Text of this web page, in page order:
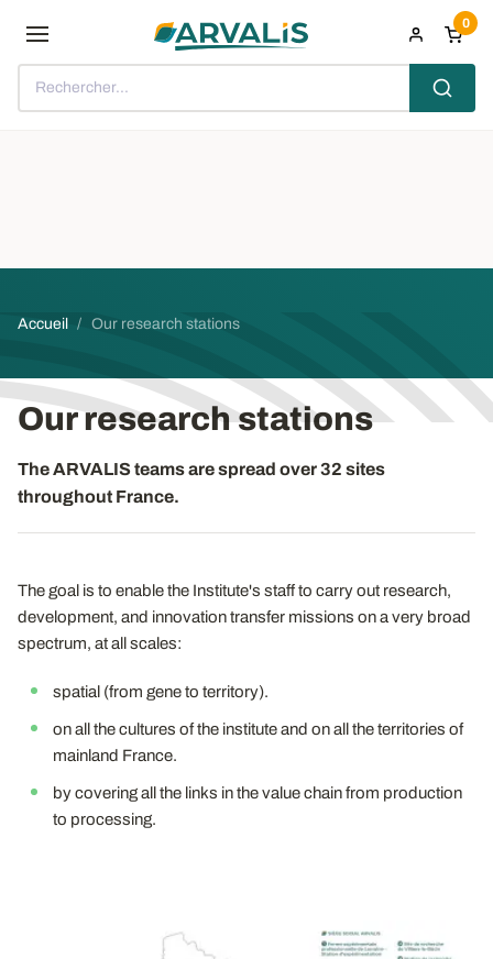
Rechercher...
0
Fil d'Ariane
Accueil Our research stations
Our research stations
The ARVALIS teams are spread over 32 sites
throughout France.
The goal is to enable the Institute's staff to carry out research,
development, and innovation transfer missions on a very broad
spectrum, at all scales:
spatial (from gene to territory).
on all the cultures of the institute and on all the territories of
mainland France.
by covering all the links in the value chain from production
to processing.